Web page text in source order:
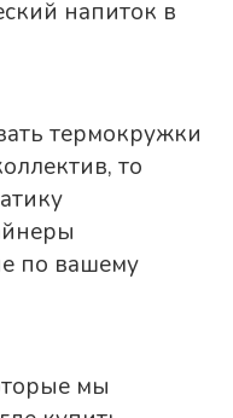
напиток в
термокружки
то
по вашему
мы